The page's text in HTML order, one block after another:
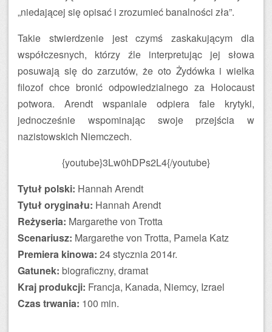
„niedającej się opisać i zrozumieć banalności zła”.
Takie stwierdzenie jest czymś zaskakującym dla
współczesnych, którzy źle interpretując jej słowa
posuwają się do zarzutów, że oto Żydówka i wielka
filozof chce bronić odpowiedzialnego za Holocaust
potwora. Arendt wspaniale odpiera fale krytyki,
jednocześnie wspominając swoje przejścia w
nazistowskich Niemczech.
{youtube}3Lw0hDPs2L4{/youtube}
Tytuł polski: Hannah Arendt
Tytuł oryginału: Hannah Arendt
Reżyseria: Margarethe von Trotta
Scenariusz: Margarethe von Trotta, Pamela Katz
Premiera kinowa: 24 stycznia 2014r.
Gatunek: biograficzny, dramat
Kraj produkcji: Francja, Kanada, Niemcy, Izrael
Czas trwania: 100 min.